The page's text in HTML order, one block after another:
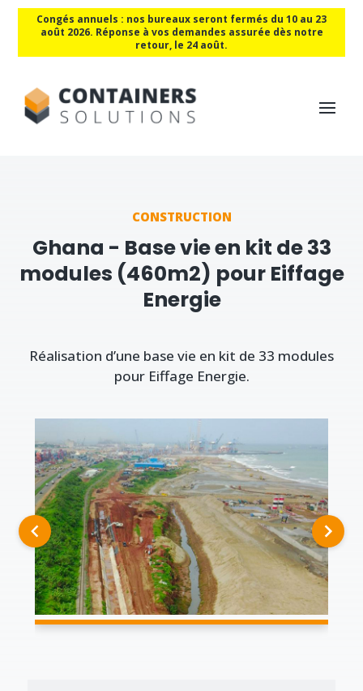
Congés annuels : nos bureaux seront fermés du 10 au 23
août 2026. Réponse à vos demandes assurée dès notre
retour, le 24 août.
CONSTRUCTION
Ghana - Base vie en kit de 33
modules (460m2) pour Eiffage
Energie
Réalisation d’une base vie en kit de 33 modules
pour Eiffage Energie.